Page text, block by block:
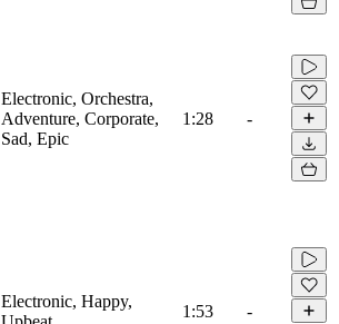
Electronic, Orchestra,
Adventure, Corporate,
Sad, Epic
1:28 -
Electronic, Happy,
1:53 -